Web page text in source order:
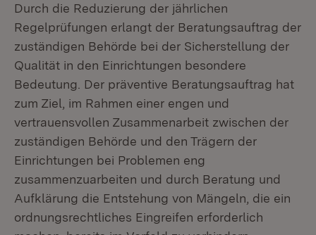
Durch die Reduzierung der jährlichen
Regelprüfungen erlangt der Beratungsauftrag der
zuständigen Behörde bei der Sicherstellung der
Qualität in den Einrichtungen besondere
Bedeutung. Der präventive Beratungsauftrag hat
zum Ziel, im Rahmen einer engen und
vertrauensvollen Zusammenarbeit zwischen der
zuständigen Behörde und den Trägern der
Einrichtungen bei Problemen eng
zusammenzuarbeiten und durch Beratung und
Aufklärung die Entstehung von Mängeln, die ein
ordnungsrechtliches Eingreifen erforderlich